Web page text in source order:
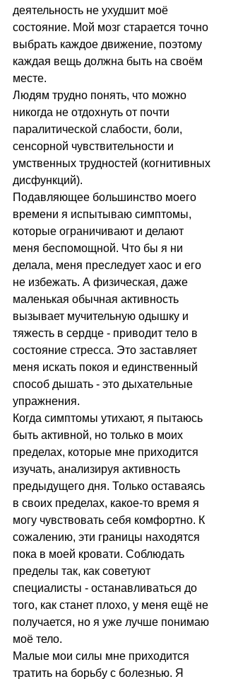
деятельность не ухудшит моё
состояние. Мой мозг старается точно
выбрать каждое движение, поэтому
каждая вещь должна быть на своём
месте.
Людям трудно понять, что можно
никогда не отдохнуть от почти
паралитической слабости, боли,
сенсорной чувствительности и
умственных трудностей (когнитивных
дисфункций).
Подавляющее большинство моего
времени я испытываю симптомы,
которые ограничивают и делают
меня беспомощной. Что бы я ни
делала, меня преследует хаос и его
не избежать. А физическая, даже
маленькая обычная активность
вызывает мучительную одышку и
тяжесть в сердце - приводит тело в
состояние стресса. Это заставляет
меня искать покоя и единственный
способ дышать - это дыхательные
упражнения.
Когда симптомы утихают, я пытаюсь
быть активной, но только в моих
пределах, которые мне приходится
изучать, анализируя активность
предыдущего дня. Только оставаясь
в своих пределах, какое-то время я
могу чувствовать себя комфортно. К
сожалению, эти границы находятся
пока в моей кровати. Соблюдать
пределы так, как советуют
специалисты - останавливаться до
того, как станет плохо, у меня ещё не
получается, но я уже лучше понимаю
моё тело.⠀⠀
Малые мои силы мне приходится
тратить на борьбу с болезнью. Я